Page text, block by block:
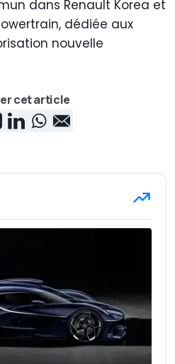
dans Renault Korea et
dédiée aux
nouvelle
cet article